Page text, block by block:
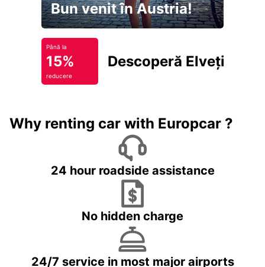
Bun venit în Austria!
Până la
15%
reducere
Descoperă Elveția
Why renting car with Europcar ?
24 hour roadside assistance
No hidden charge
24/7 service in most major airports